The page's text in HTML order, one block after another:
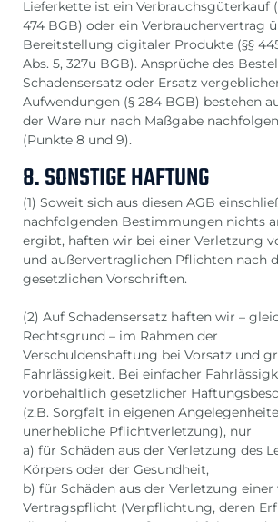
Lieferkette ist ein Verbrauchsgüterkauf
474 BGB) oder ein Verbrauchervertrag
Bereitstellung digitaler Produkte (§§
Abs. 5, 327u BGB). Ansprüche des
Schadensersatz oder Ersatz
Aufwendungen (§ 284 BGB) bestehen
der Ware nur nach Maßgabe
(Punkte 8 und 9).
8. SONSTIGE HAFTUNG
(1) Soweit sich aus diesen AGB
nachfolgenden Bestimmungen nichts
ergibt, haften wir bei einer Verletzung
und außervertraglichen Pflichten nach
gesetzlichen Vorschriften.
(2) Auf Schadensersatz haften wir –
Rechtsgrund – im Rahmen der
Verschuldenshaftung bei Vorsatz und
Fahrlässigkeit. Bei einfacher
vorbehaltlich gesetzlicher
(z.B. Sorgfalt in eigenen
unerhebliche Pflichtverletzung), nur
a) für Schäden aus der Verletzung des
Körpers oder der Gesundheit,
b) für Schäden aus der Verletzung
Vertragspflicht (Verpflichtung, deren